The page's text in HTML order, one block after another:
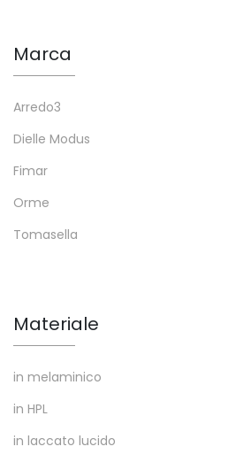
Marca
Arredo3
Dielle Modus
Fimar
Orme
Tomasella
Materiale
in melaminico
in HPL
in laccato lucido